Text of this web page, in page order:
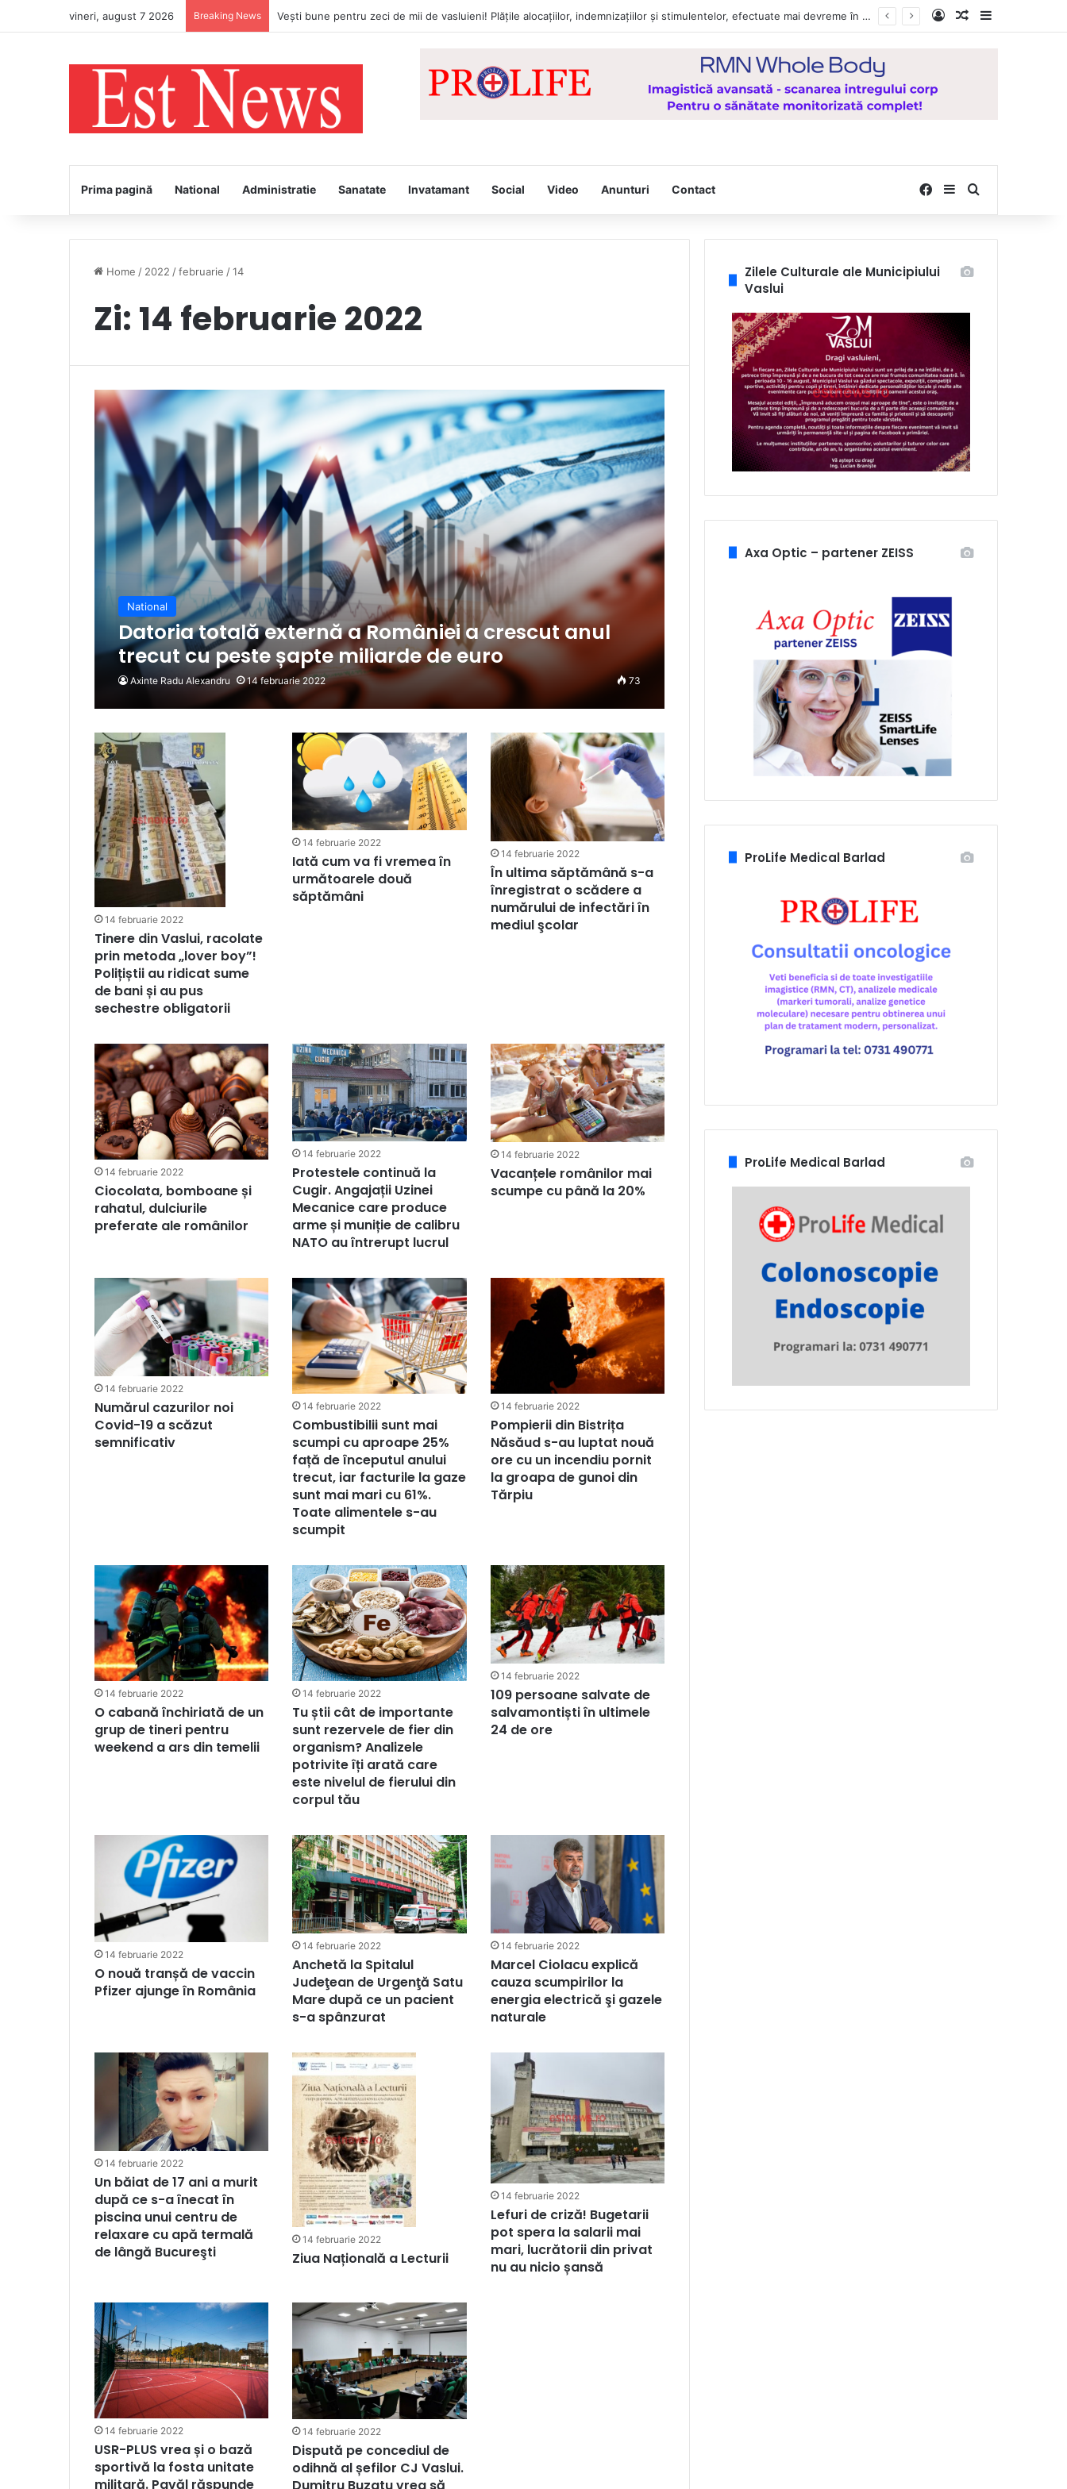
vineri, august 7 2026 Breaking News Vești bune pentru zeci de mii de vasluieni! Plățile alocațiilor, indemnizațiilor și stimulentelor, efectuate mai devreme în luna august 2026 Log InRandom Article
Prima pagină National Administratie Sanatate Invatamant Social Video Anunturi Contact Facebook
SidebarSearch for
Home / 2022 /februarie /14
Zi: 14 februarie 2022
National
Datoria totală externă a României a crescut anul
trecut cu peste șapte miliarde de euro
Axinte Radu Alexandru 14 februarie 2022 73
14 februarie 2022
Tinere din Vaslui, racolate
prin metoda „lover boy”!
Polițiștii au ridicat sume
de bani și au pus
sechestre obligatorii
14 februarie 2022
Iată cum va fi vremea în
următoarele două
săptămâni
14 februarie 2022
În ultima săptămână s-a
înregistrat o scădere a
numărului de infectări în
mediul şcolar
14 februarie 2022
Ciocolata, bomboane și
rahatul, dulciurile
preferate ale românilor
14 februarie 2022
Protestele continuă la
Cugir. Angajații Uzinei
Mecanice care produce
arme și muniție de calibru
NATO au întrerupt lucrul
14 februarie 2022
Vacanțele românilor mai
scumpe cu până la 20%
14 februarie 2022
Numărul cazurilor noi
Covid-19 a scăzut
semnificativ
14 februarie 2022
Combustibilii sunt mai
scumpi cu aproape 25%
față de începutul anului
trecut, iar facturile la gaze
sunt mai mari cu 61%.
Toate alimentele s-au
scumpit
14 februarie 2022
Pompierii din Bistrița
Năsăud s-au luptat nouă
ore cu un incendiu pornit
la groapa de gunoi din
Tărpiu
14 februarie 2022
O cabană închiriată de un
grup de tineri pentru
weekend a ars din temelii
14 februarie 2022
Tu știi cât de importante
sunt rezervele de fier din
organism? Analizele
potrivite îți arată care
este nivelul de fierului din
corpul tău
14 februarie 2022
109 persoane salvate de
salvamontiști în ultimele
24 de ore
14 februarie 2022
O nouă tranșă de vaccin
Pfizer ajunge în România
14 februarie 2022
Anchetă la Spitalul
Judeţean de Urgenţă Satu
Mare după ce un pacient
s-a spânzurat
14 februarie 2022
Marcel Ciolacu explică
cauza scumpirilor la
energia electrică şi gazele
naturale
14 februarie 2022
Un băiat de 17 ani a murit
după ce s-a înecat în
piscina unui centru de
relaxare cu apă termală
de lângă Bucureşti
14 februarie 2022
Ziua Națională a Lecturii
14 februarie 2022
Lefuri de criză! Bugetarii
pot spera la salarii mai
mari, lucrătorii din privat
nu au nicio șansă
14 februarie 2022
USR-PLUS vrea și o bază
sportivă la fosta unitate
militară. Pavăl răspunde
14 februarie 2022
Dispută pe concediul de
odihnă al șefilor CJ Vaslui.
Dumitru Buzatu vrea să
Zilele Culturale ale Municipiului
Vaslui
Axa Optic – partener ZEISS
ProLife Medical Barlad
ProLife Medical Barlad